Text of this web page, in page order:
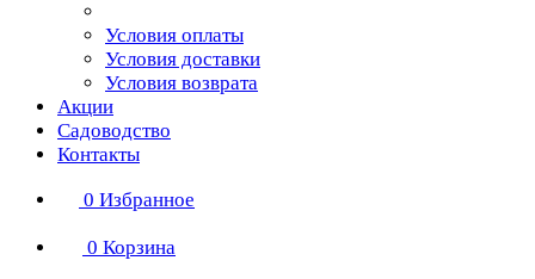
Условия оплаты
Условия доставки
Условия возврата
Акции
Садоводство
Контакты
0 Избранное
0 Корзина